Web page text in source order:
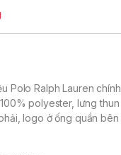
Polo Ralph Lauren
polyester, lưng
logo ở ống quần